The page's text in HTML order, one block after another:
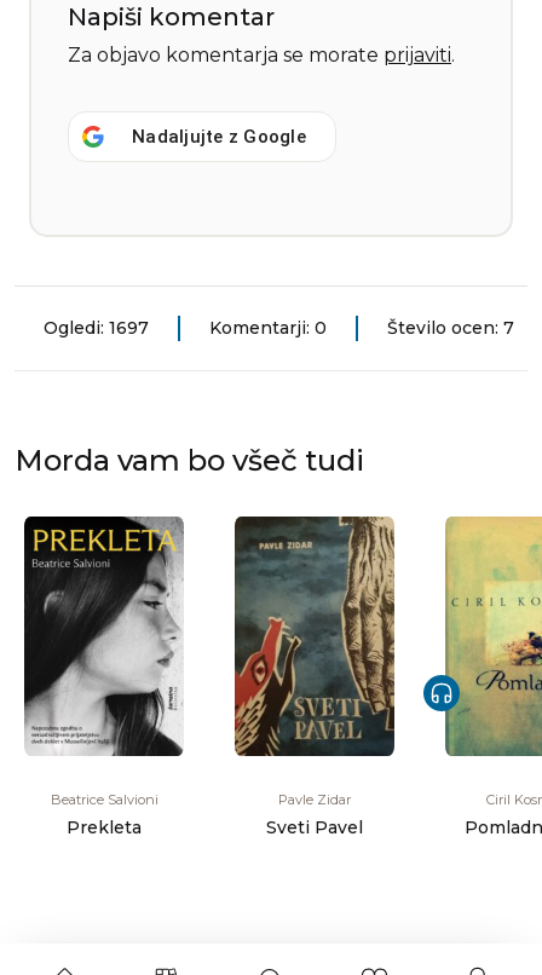
Napiši komentar
Za objavo komentarja se morate prijaviti.
Nadaljujte z Google
Ogledi: 1697 Komentarji: 0 Število ocen: 7
Morda vam bo všeč tudi
Beatrice Salvioni
Prekleta
Pavle Zidar
Sveti Pavel
Ciril